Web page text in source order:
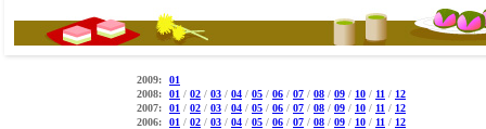
2009:
01
2008:
01 / 02 / 03 / 04 / 05 / 06 / 07 / 08 / 09 / 10 / 11 / 12
2007:
01 / 02 / 03 / 04 / 05 / 06 / 07 / 08 / 09 / 10 / 11 / 12
2006:
01 / 02 / 03 / 04 / 05 / 06 / 07 / 08 / 09 / 10 / 11 / 12